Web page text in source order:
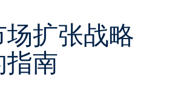
扩张战略
南